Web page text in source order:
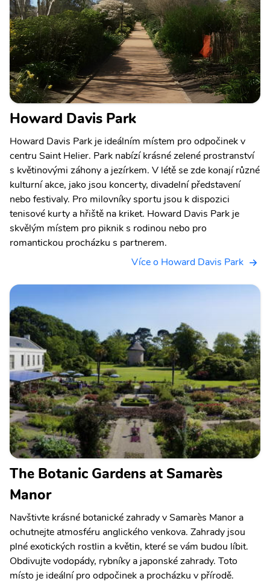
Howard Davis Park
Howard Davis Park je ideálním místem pro odpočinek v
centru Saint Helier. Park nabízí krásné zelené prostranství
s květinovými záhony a jezírkem. V létě se zde konají různé
kulturní akce, jako jsou koncerty, divadelní představení
nebo festivaly. Pro milovníky sportu jsou k dispozici
tenisové kurty a hřiště na kriket. Howard Davis Park je
skvělým místem pro piknik s rodinou nebo pro
romantickou procházku s partnerem.
Více o Howard Davis Park
The Botanic Gardens at Samarès
Manor
Navštivte krásné botanické zahrady v Samarès Manor a
ochutnejte atmosféru anglického venkova. Zahrady jsou
plné exotických rostlin a květin, které se vám budou líbit.
Obdivujte vodopády, rybníky a japonské zahrady. Toto
místo je ideální pro odpočinek a procházku v přírodě.